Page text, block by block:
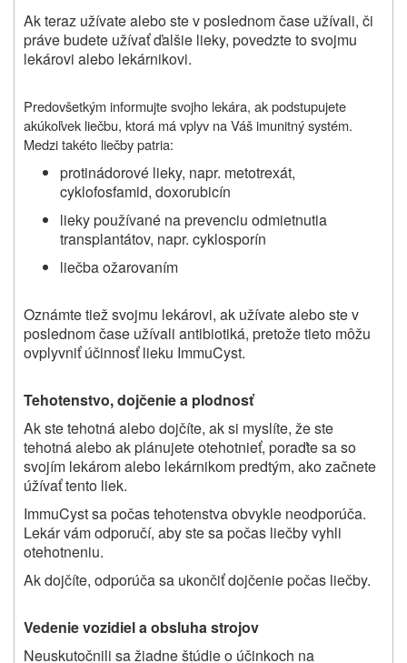
Ak teraz užívate alebo ste v poslednom čase užívali, či
práve budete užívať ďalšie lieky, povedzte to svojmu
lekárovi alebo lekárnikovi.
Predovšetkým informujte svojho lekára, ak podstupujete
akúkoľvek liečbu, ktorá má vplyv na Váš imunitný systém.
Medzi takéto liečby patria:
protinádorové lieky, napr. metotrexát,
cyklofosfamid, doxorubicín
lieky používané na prevenciu odmietnutia
transplantátov, napr. cyklosporín
liečba ožarovaním
Oznámte tiež svojmu lekárovi, ak užívate alebo ste v
poslednom čase užívali antibiotiká, pretože tieto môžu
ovplyvniť účinnosť lieku ImmuCyst.
Tehotenstvo, dojčenie a plodnosť
Ak ste tehotná alebo dojčíte, ak si myslíte, že ste
tehotná alebo ak plánujete otehotnieť, poraďte sa so
svojím lekárom alebo lekárnikom predtým, ako začnete
úžívať tento liek.
ImmuCyst sa počas tehotenstva obvykle neodporúča.
Lekár vám odporučí, aby ste sa počas liečby vyhli
otehotneniu.
Ak dojčíte, odporúča sa ukončiť dojčenie počas liečby.
Vedenie vozidiel a obsluha strojov
Neuskutočnili sa žiadne štúdie o účinkoch na